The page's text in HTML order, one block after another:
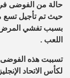
حالة من الفوضى في
حيث تم تأجيل تسع
بسبب تفشي
اللعب .
تسببت هذه الفوضى
لكأس الاتحاد